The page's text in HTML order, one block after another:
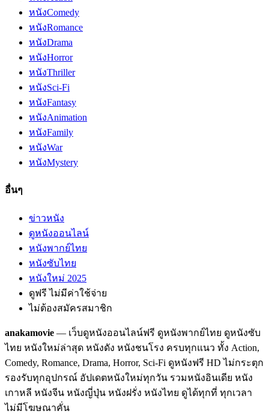
หนังComedy
หนังRomance
หนังDrama
หนังHorror
หนังThriller
หนังSci-Fi
หนังFantasy
หนังAnimation
หนังFamily
หนังWar
หนังMystery
อื่นๆ
ข่าวหนัง
ดูหนังออนไลน์
หนังพากย์ไทย
หนังซับไทย
หนังใหม่ 2025
ดูฟรี ไม่มีค่าใช้จ่าย
ไม่ต้องสมัครสมาชิก
anakamovie — เว็บดูหนังออนไลน์ฟรี ดูหนังพากย์ไทย ดูหนังซับ
ไทย หนังใหม่ล่าสุด หนังดัง หนังชนโรง ครบทุกแนว ทั้ง Action,
Comedy, Romance, Drama, Horror, Sci-Fi ดูหนังฟรี HD ไม่กระตุก
รองรับทุกอุปกรณ์ อัปเดตหนังใหม่ทุกวัน รวมหนังอินเดีย หนัง
เกาหลี หนังจีน หนังญี่ปุ่น หนังฝรั่ง หนังไทย ดูได้ทุกที่ ทุกเวลา
ไม่มีโฆษณาคั่น